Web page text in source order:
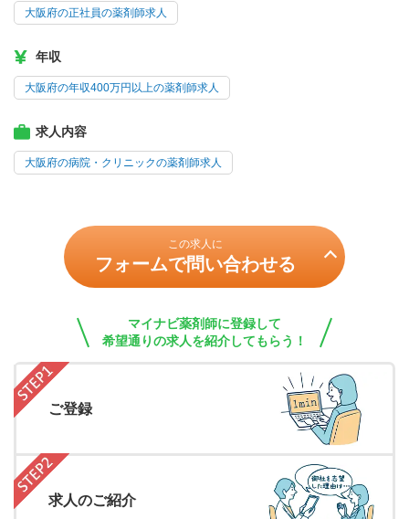
大阪府の正社員の薬剤師求人
年収
大阪府の年収400万円以上の薬剤師求人
求人内容
大阪府の病院・クリニックの薬剤師求人
この求人に
フォームで問い合わせる
マイナビ薬剤師に登録して
希望通りの求人を紹介してもらう！
ご登録
求人のご紹介